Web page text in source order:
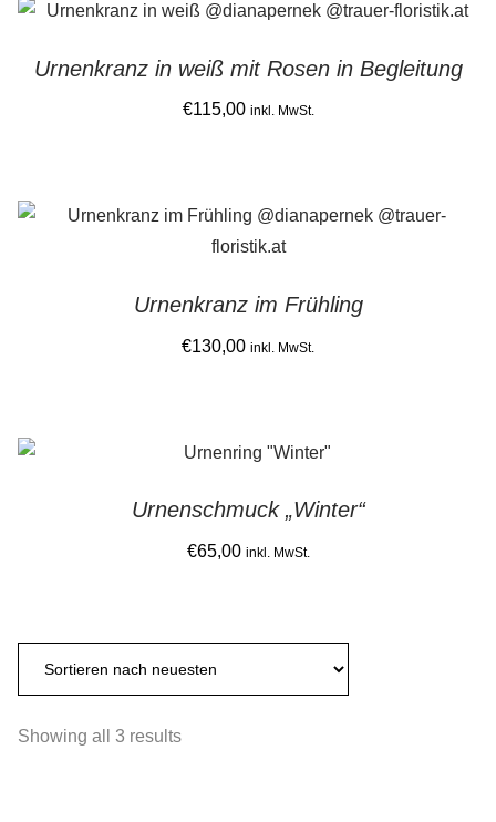
Gemein stark in der Region
Ausbildung bei Diana Pernek
latest
Urnenkranz in weiß mit Rosen in Begleitung
€115,00 inkl. MwSt.
Urnenkranz im Frühling
€130,00 inkl. MwSt.
Urnenschmuck „Winter“
€65,00 inkl. MwSt.
Showing all 3 resultsSorted